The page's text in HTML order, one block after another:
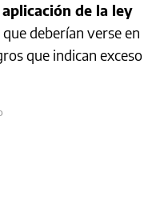
de la ley
deberían verse en
que indican exceso